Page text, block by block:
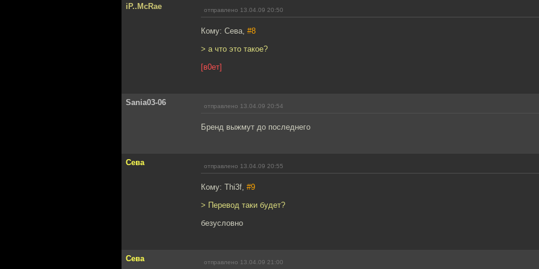
iP..McRae отправлено 13.04.09 20:50
Кому: Сева, #8
> а что это такое?
[в0ет]
Sania03-06 отправлено 13.04.09 20:54
Бренд выжмут до последнего
Сева отправлено 13.04.09 20:55
Кому: Thi3f, #9
> Перевод таки будет?
безусловно
Сева отправлено 13.04.09 21:00